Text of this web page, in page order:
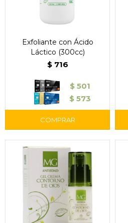
Exfoliante con Ácido
Láctico (300cc)
$ 716
$ 501
$ 573